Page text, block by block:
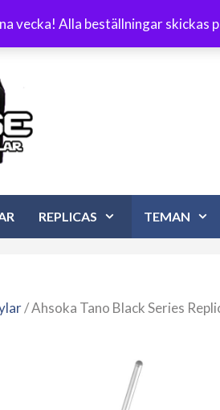
vecka! Alla beställningar skickas
89 kr
REPLICAS TEMAN
/ Ahsoka Tano Black Series